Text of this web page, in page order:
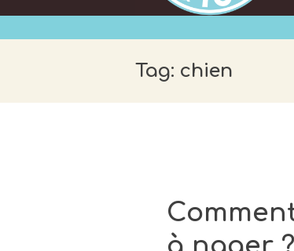
Tag: chien